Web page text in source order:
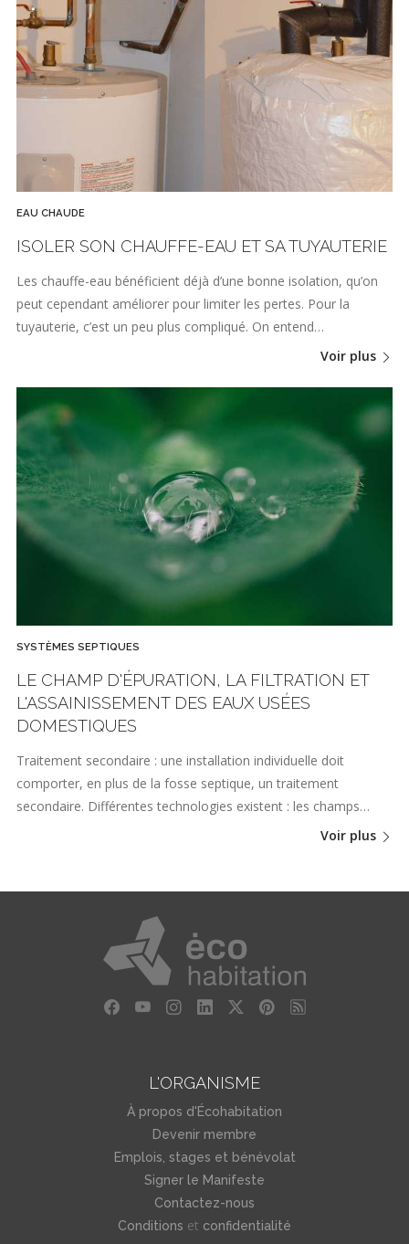
EAU CHAUDE
ISOLER SON CHAUFFE-EAU ET SA TUYAUTERIE
Les chauffe-eau bénéficient déjà d’une bonne isolation, qu’on
peut cependant améliorer pour limiter les pertes. Pour la
tuyauterie, c’est un peu plus compliqué. On entend…
Voir plus
SYSTÈMES SEPTIQUES
LE CHAMP D'ÉPURATION, LA FILTRATION ET
L'ASSAINISSEMENT DES EAUX USÉES
DOMESTIQUES
Traitement secondaire : une installation individuelle doit
comporter, en plus de la fosse septique, un traitement
secondaire. Différentes technologies existent : les champs…
Voir plus
L'ORGANISME
À propos d'Écohabitation
Devenir membre
Emplois, stages et bénévolat
Signer le Manifeste
Contactez-nous
Conditions et confidentialité